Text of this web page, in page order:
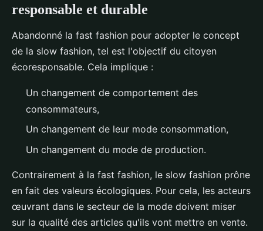
responsable et durable
Abandonné la fast fashion pour adopter le concept
de la slow fashion, tel est l'objectif du citoyen
écoresponsable. Cela implique :
Un changement de comportement des
consommateurs,
Un changement de leur mode consommation,
Un changement du mode de production.
Contrairement à la fast fashion, le slow fashion prône
en fait des valeurs écologiques. Pour cela, les acteurs
œuvrant dans le secteur de la mode doivent miser
sur la qualité des articles qu'ils vont mettre en vente.